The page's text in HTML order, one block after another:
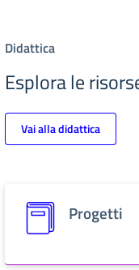
Didattica
Esplora le
Vai alla didattica
Progetti